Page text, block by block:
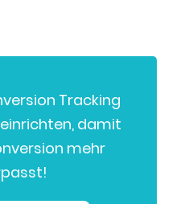
Track­ing
damit
mehr